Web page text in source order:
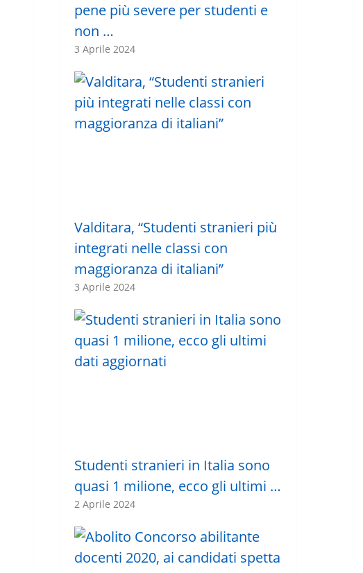
pene più severe per studenti e
non …
3 Aprile 2024
Valditara, “Studenti stranieri più
integrati nelle classi con
maggioranza di italiani”
3 Aprile 2024
Studenti stranieri in Italia sono
quasi 1 milione, ecco gli ultimi …
2 Aprile 2024